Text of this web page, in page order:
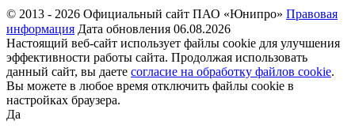
© 2013 - 2026 Официальный сайт ПАО «Юнипро» Правовая
информация Дата обновления 06.08.2026
Настоящий веб-сайт использует файлы cookie для улучшения
эффективности работы сайта. Продолжая использовать
данный сайт, вы даете согласие на обработку файлов cookie.
Вы можете в любое время отключить файлы cookie в
настройках браузера.
Да